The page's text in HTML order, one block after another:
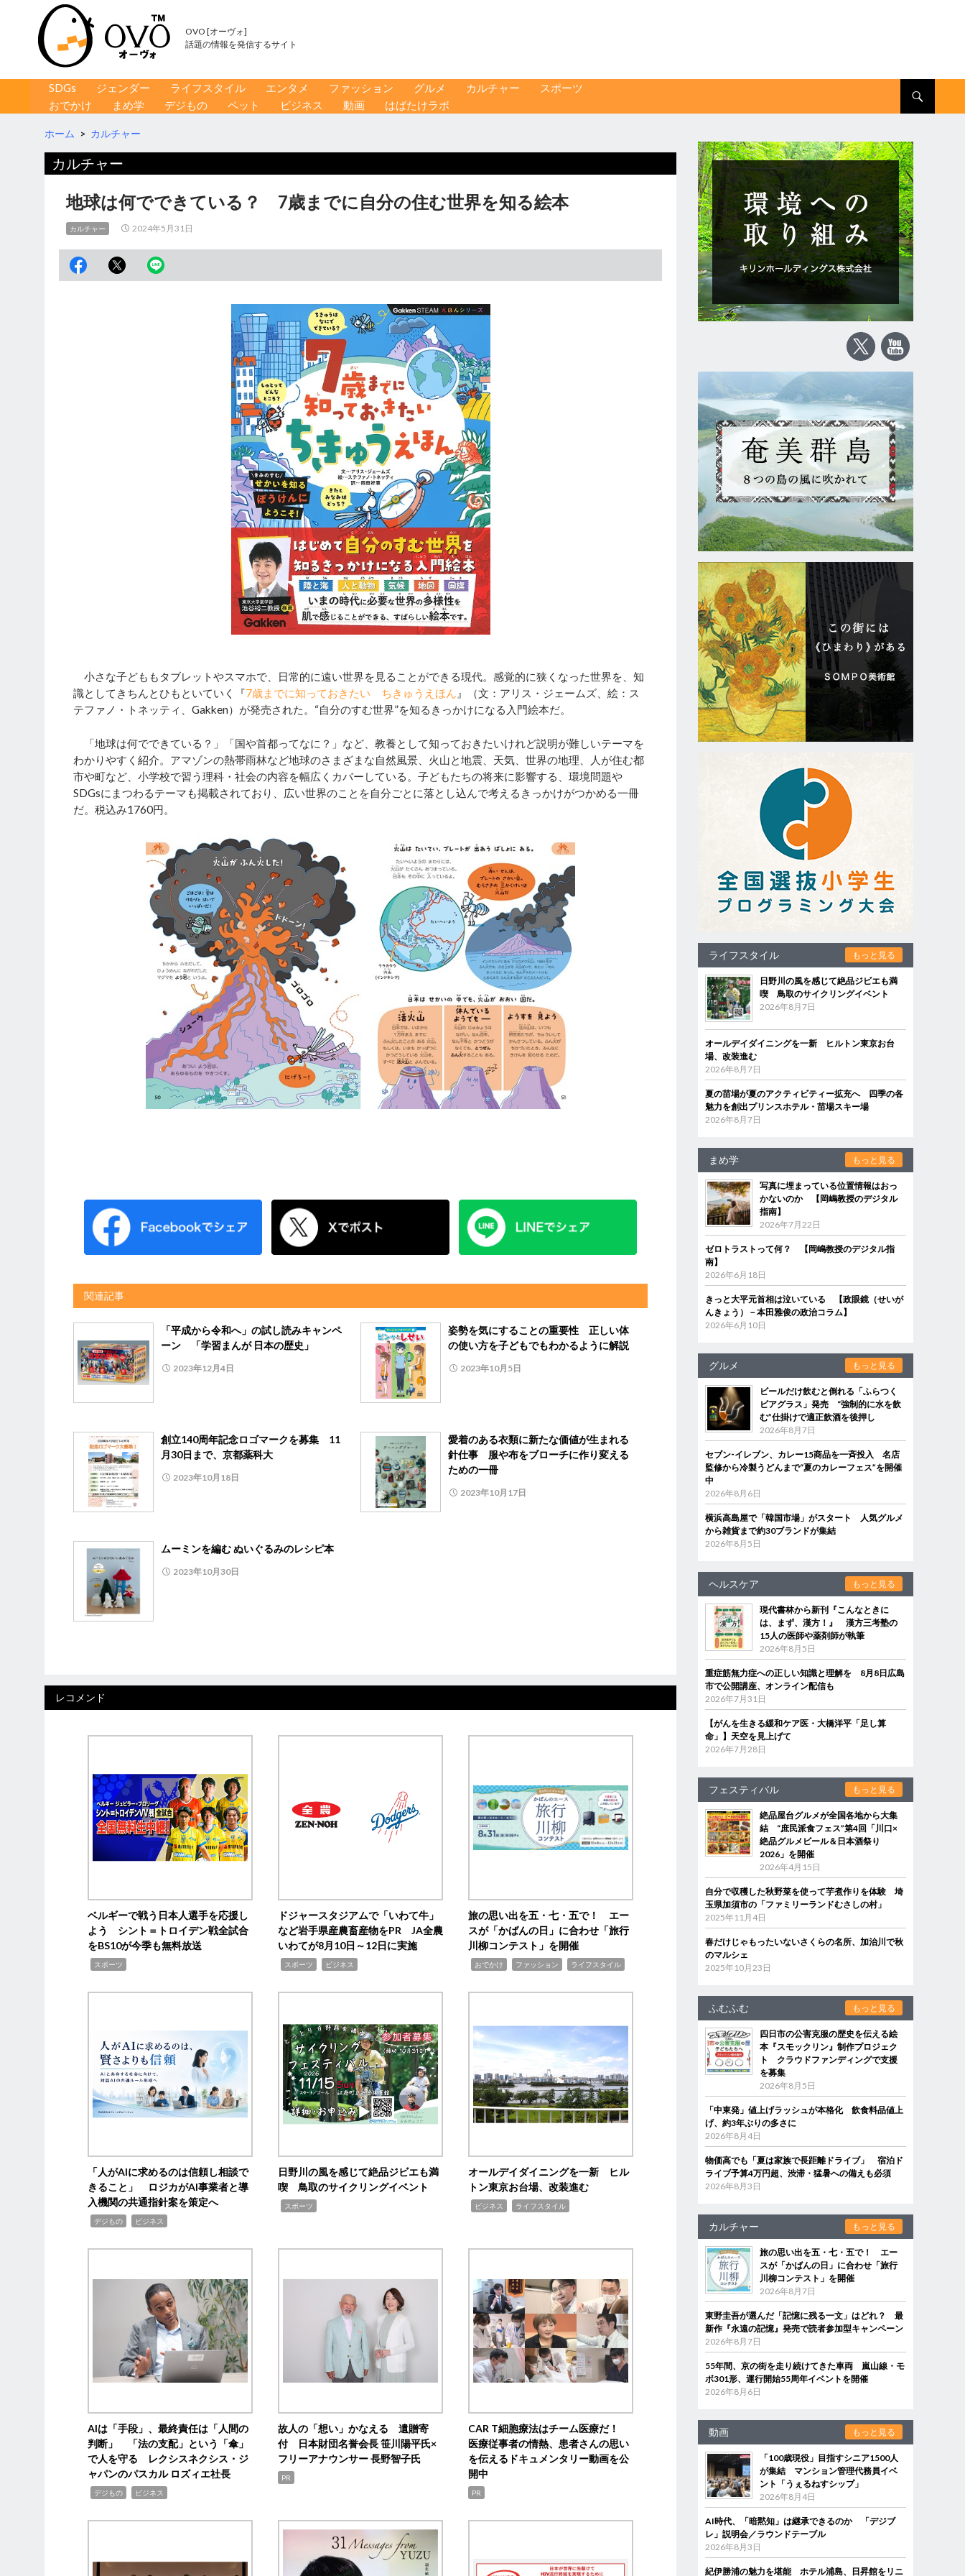
OVO [オーヴォ]
話題の情報を発信するサイト
コンテンツへ移動
SDGs ジェンダー ライフスタイル エンタメ ファッション グルメ カルチャー
スポーツ
おでかけ
まめ学 デジもの ペット ビジネス 動画 はばたけラボ
ホーム > カルチャー
カルチャー
地球は何でできている？ 7歳までに自分の住む世界を知る絵本
カルチャー 2024年5月31日
小さな子どももタブレットやスマホで、日常的に遠い世界を見ることができる現代。感覚的に狭くなった世界を、知
識としてきちんとひもといていく『7歳までに知っておきたい ちきゅうえほん 』（文：アリス・ジェームズ、絵：ス
テファノ・トネッティ、Gakken）が発売された。“自分のすむ世界”を知るきっかけになる入門絵本だ。
「地球は何でできている？」「国や首都ってなに？」など、教養として知っておきたいけれど説明が難しいテーマを
わかりやすく紹介。アマゾンの熱帯雨林など地球のさまざまな自然風景、火山と地震、天気、世界の地理、人が住む都
市や町など、小学校で習う理科・社会の内容を幅広くカバーしている。子どもたちの将来に影響する、環境問題や
SDGsにまつわるテーマも掲載されており、広い世界のことを自分ごとに落とし込んで考えるきっかけがつかめる一冊
だ。税込み1760円。
関連記事
「平成から令和へ」の試し読みキャンペ
ーン 「学習まんが 日本の歴史」
2023年12月4日
姿勢を気にすることの重要性 正しい体
の使い方を子どもでもわかるように解説
2023年10月5日
創立140周年記念ロゴマークを募集 11
月30日まで、京都薬科大
2023年10月18日
愛着のある衣類に新たな価値が生まれる
針仕事 服や布をブローチに作り変える
ための一冊
2023年10月17日
ムーミンを編む ぬいぐるみのレシピ本
2023年10月30日
レコメンド
ベルギーで戦う日本人選手を応援し
よう シント＝トロイデン戦全試合
をBS10が今季も無料放送
スポーツ
ドジャースタジアムで「いわて牛」
など岩手県産農畜産物をPR JA全農
いわてが8月10日～12日に実施
スポーツ ビジネス
旅の思い出を五・七・五で！ エー
スが「かばんの日」に合わせ「旅行
川柳コンテスト」を開催
おでかけ ファッション ライフスタイル
「人がAIに求めるのは信頼し相談で
きること」 ロジカがAI事業者と導
入機関の共通指針案を策定へ
デジもの ビジネス
日野川の風を感じて絶品ジビエも満
喫 鳥取のサイクリングイベント
スポーツ
オールデイダイニングを一新 ヒル
トン東京お台場、改装進む
ビジネス ライフスタイル
AIは「手段」、最終責任は「人間の
判断」 「法の支配」という「傘」
で人を守る レクシスネクシス・ジ
ャパンのパスカル ロズィエ社長
デジもの ビジネス
故人の「想い」かなえる 遺贈寄
付 日本財団名誉会長 笹川陽平氏×
フリーアナウンサー 長野智子氏
PR
CAR T細胞療法はチーム医療だ！
医療従事者の情熱、患者さんの思い
を伝えるドキュメンタリー動画を公
開中
PR
ライフスタイル もっと見る
日野川の風を感じて絶品ジビエも満
喫 鳥取のサイクリングイベント
2026年8月7日
オールデイダイニングを一新 ヒルトン東京お台
場、改装進む
2026年8月7日
夏の苗場が夏のアクティビティー拡充へ 四季の各
魅力を創出プリンスホテル・苗場スキー場
2026年8月7日
まめ学 もっと見る
写真に埋まっている位置情報はおっ
かないのか 【岡嶋教授のデジタル
指南】
2026年7月22日
ゼロトラストって何？ 【岡嶋教授のデジタル指
南】
2026年6月18日
きっと大平元首相は泣いている 【政眼鏡（せいが
んきょう）－本田雅俊の政治コラム】
2026年6月10日
グルメ もっと見る
ビールだけ飲むと倒れる「ふらつく
ビアグラス」発売 “強制的に水を飲
む”仕掛けで適正飲酒を後押し
2026年8月7日
セブン‐イレブン、カレー15商品を一斉投入 名店
監修から冷製うどんまで“夏のカレーフェス”を開催
中
2026年8月6日
横浜高島屋で「韓国市場」がスタート 人気グルメ
から雑貨まで約30ブランドが集結
2026年8月5日
ヘルスケア もっと見る
現代書林から新刊『こんなときに
は、まず、漢方！』 漢方三考塾の
15人の医師や薬剤師が執筆
2026年8月5日
重症筋無力症への正しい知識と理解を 8月8日広島
市で公開講座、オンライン配信も
2026年7月31日
【がんを生きる緩和ケア医・大橋洋平「足し算
命」】天空を見上げて
2026年7月28日
フェスティバル もっと見る
絶品屋台グルメが全国各地から大集
結 “庶民派食フェス”第4回「川口×
絶品グルメビール＆日本酒祭り
2026」を開催
2026年4月15日
自分で収穫した秋野菜を使って芋煮作りを体験 埼
玉県加須市の「ファミリーランドむさしの村」
2025年11月4日
春だけじゃもったいないさくらの名所、加治川で秋
のマルシェ
2025年10月23日
ふむふむ もっと見る
四日市の公害克服の歴史を伝える絵
本『スモックリン』制作プロジェク
ト クラウドファンディングで支援
を募集
2026年8月5日
「中東発」値上げラッシュが本格化 飲食料品値上
げ、約3年ぶりの多さに
2026年8月4日
物価高でも「夏は家族で長距離ドライブ」 宿泊ド
ライブ予算4万円超、渋滞・猛暑への備えも必須
2026年8月3日
カルチャー もっと見る
旅の思い出を五・七・五で！ エー
スが「かばんの日」に合わせ「旅行
川柳コンテスト」を開催
2026年8月7日
東野圭吾が選んだ「記憶に残る一文」はどれ？ 最
新作『永遠の記憶』発売で読者参加型キャンペーン
2026年8月7日
55年間、京の街を走り続けてきた車両 嵐山線・モ
ボ301形、運行開始55周年イベントを開催
2026年8月6日
動画 もっと見る
「100歳現役」目指すシニア1500人
が集結 マンション管理代務員イベ
ント「うぇるねすシップ」
2026年8月4日
AI時代、「暗黙知」は継承できるのか 「デジブ
レ」説明会／ラウンドテーブル
2026年8月3日
紀伊勝浦の魅力を堪能 ホテル浦島、日昇館をリニ